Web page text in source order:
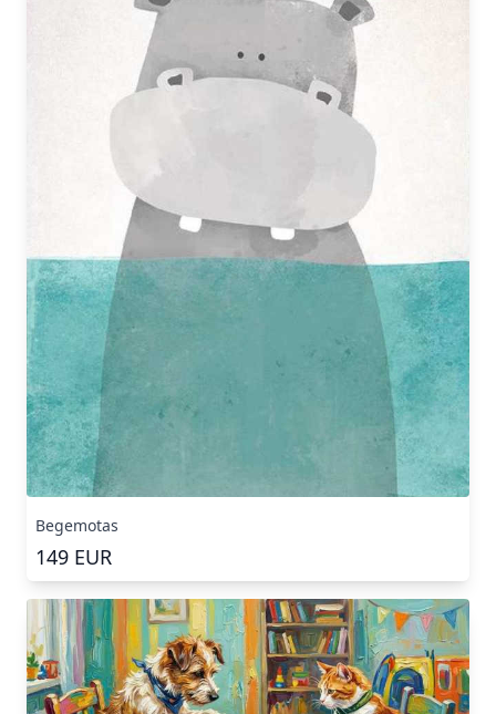
Begemotas
149 EUR